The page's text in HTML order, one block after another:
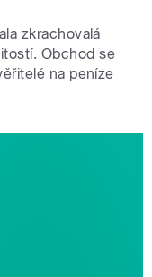
zkrachovalá
Obchod se
na peníze